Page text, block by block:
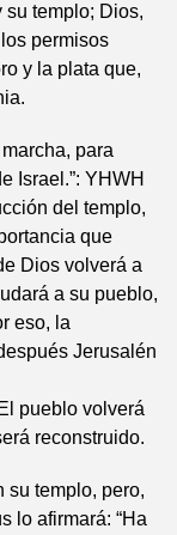
su templo; Dios,
permisos
y la plata que,
para
Israel.”: YHWH
del templo,
que
Dios volverá a
a su pueblo,
eso, la
Jerusalén
pueblo volverá
reconstruido.
su templo, pero,
lo afirmará: “Ha